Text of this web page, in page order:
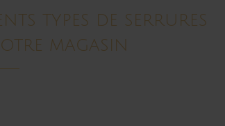
types de serrures
magasin